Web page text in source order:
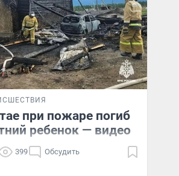
при пожаре погиб
ребенок — видео
399 Обсудить